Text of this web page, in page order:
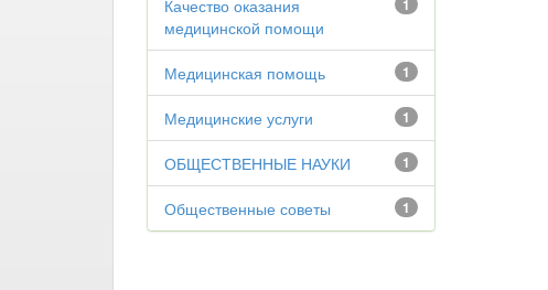
1
Качество оказания
медицинской помощи
1
Медицинская помощь
1
Медицинские услуги
1
ОБЩЕСТВЕННЫЕ НАУКИ
1
Общественные советы